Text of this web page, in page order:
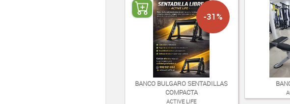
BANCO BULGARO SENTADILLAS
COMPACTA
ACTIVE LIFE
-31%